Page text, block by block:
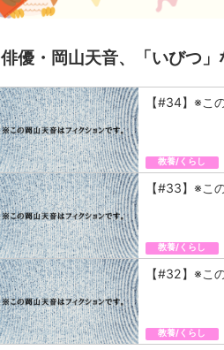
俳優・岡山天音、「いびつ
【#34】※こ
教養/くらし
【#33】※こ
教養/くらし
【#32】※こ
教養/くらし